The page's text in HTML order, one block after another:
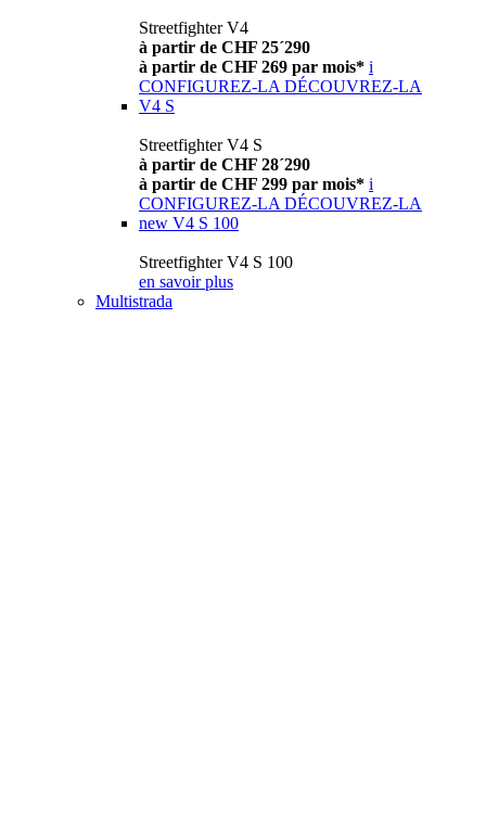
Streetfighter V4
à partir de CHF 25´290
à partir de CHF 269 par mois* i
CONFIGUREZ-LA DÉCOUVREZ-LA
V4 S
Streetfighter V4 S
à partir de CHF 28´290
à partir de CHF 299 par mois* i
CONFIGUREZ-LA DÉCOUVREZ-LA
new V4 S 100
Streetfighter V4 S 100
en savoir plus
Multistrada